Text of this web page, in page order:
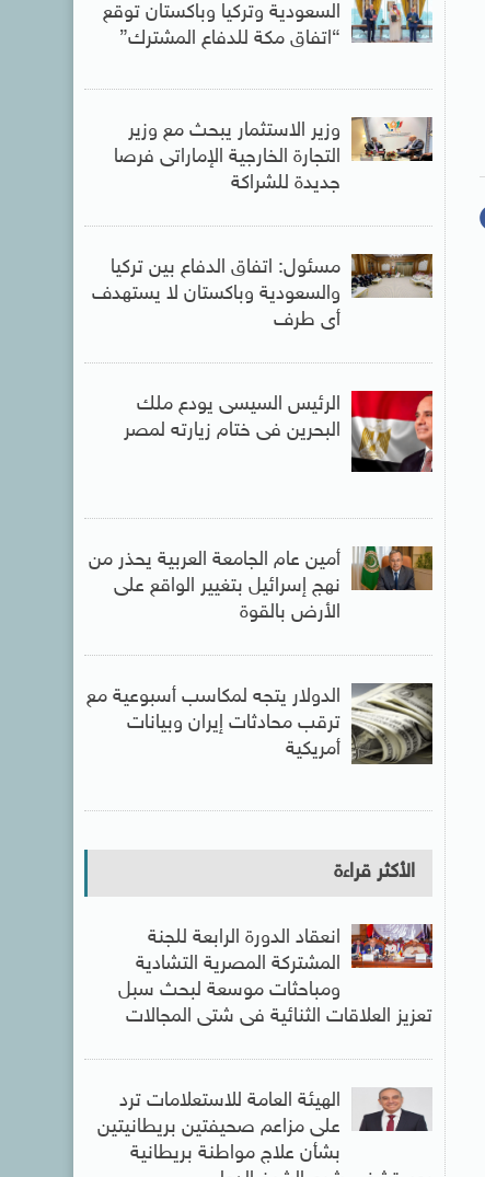
السعودية وتركيا وباكستان توقع
“اتفاق مكة للدفاع المشترك”
وزير الاستثمار يبحث مع وزير
التجارة الخارجية الإماراتى فرصا
جديدة للشراكة
مسئول: اتفاق الدفاع بين تركيا
والسعودية وباكستان لا يستهدف
أى طرف
الرئيس السيسى يودع ملك
البحرين فى ختام زيارته لمصر
أمين عام الجامعة العربية يحذر من
نهج إسرائيل بتغيير الواقع على
الأرض بالقوة
الدولار يتجه لمكاسب أسبوعية مع
ترقب محادثات إيران وبيانات
أمريكية
الأكثر قراءة
انعقاد الدورة الرابعة للجنة
المشتركة المصرية التشادية
ومباحثات موسعة لبحث سبل
تعزيز العلاقات الثنائية فى شتى المجالات
الهيئة العامة للاستعلامات ترد
على مزاعم صحيفتين بريطانيتين
بشأن علاج مواطنة بريطانية